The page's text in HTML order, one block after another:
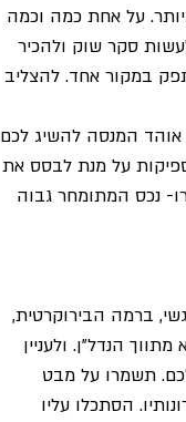
על אחת כמה וכמה
סקר שוק ולהכיר
במקור אחד. להצליב
אוהד המנסה להשיג לכם
על מנת לבסס את
נכס המתומחר גבוה
ברמה הבירוקרטית,
הנדל"ן. ולעניין
תשמרו על מבט
הסתכלו עליו